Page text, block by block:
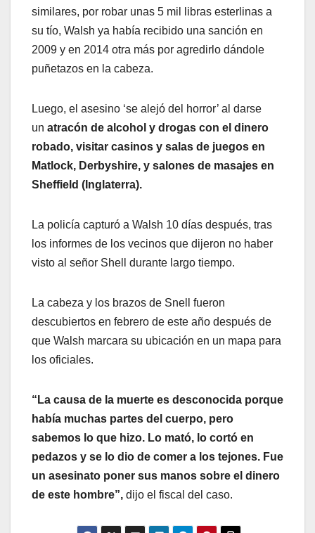
similares, por robar unas 5 mil libras esterlinas a
su tío, Walsh ya había recibido una sanción en
2009 y en 2014 otra más por agredirlo dándole
puñetazos en la cabeza.
Luego, el asesino ‘se alejó del horror’ al darse
un atracón de alcohol y drogas con el dinero
robado, visitar casinos y salas de juegos en
Matlock, Derbyshire, y salones de masajes en
Sheffield (Inglaterra).
La policía capturó a Walsh 10 días después, tras
los informes de los vecinos que dijeron no haber
visto al señor Shell durante largo tiempo.
La cabeza y los brazos de Snell fueron
descubiertos en febrero de este año después de
que Walsh marcara su ubicación en un mapa para
los oficiales.
“La causa de la muerte es desconocida porque
había muchas partes del cuerpo, pero
sabemos lo que hizo. Lo mató, lo cortó en
pedazos y se lo dio de comer a los tejones. Fue
un asesinato poner sus manos sobre el dinero
de este hombre”, dijo el fiscal del caso.